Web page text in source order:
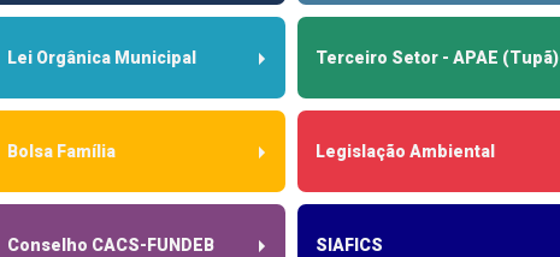
Lei Orgânica Municipal Terceiro Setor - APAE (Tupã)
Bolsa Família Legislação Ambiental
Conselho CACS-FUNDEB SIAFICS